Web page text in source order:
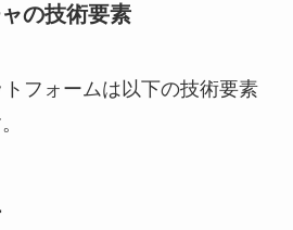
の技術要素
フォームは以下の技術要素